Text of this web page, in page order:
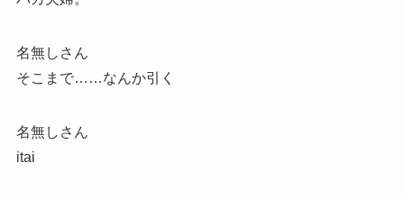
名無しさん
そこまで……なんか引く
名無しさん
itai